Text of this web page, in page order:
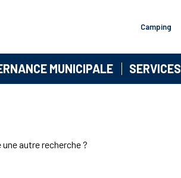
Camping
MUNICIPALE SERVICES
autre recherche ?